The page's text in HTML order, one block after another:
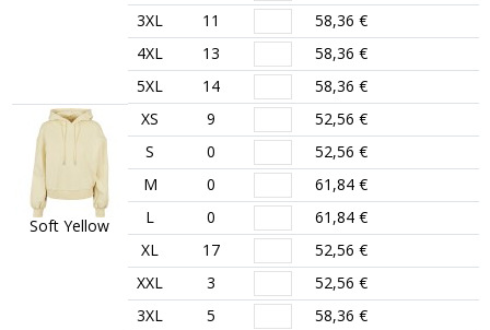
3XL
11
58,36 €
4XL
13
58,36 €
5XL
14 58,36 €
Soft Yellow
XS 9
52,56 €
S
0
52,56 €
M
0
61,84 €
L
0
61,84 €
XL
17
52,56 €
XXL
3
52,56 €
3XL
5
58,36 €